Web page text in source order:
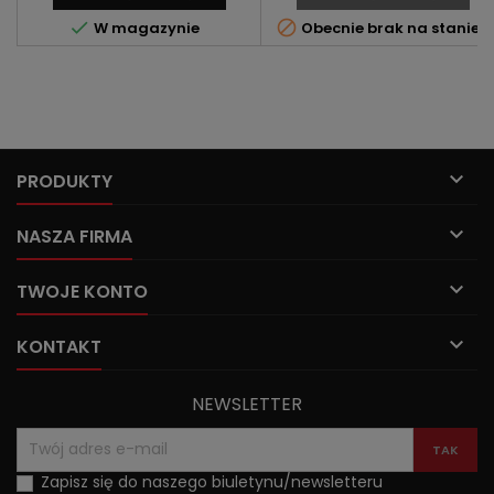
 W magazynie  Obecnie brak na stanie
PRODUKTY 
NASZA FIRMA 
TWOJE KONTO 
KONTAKT 
NEWSLETTER
Zapisz się do naszego biuletynu/newsletteru